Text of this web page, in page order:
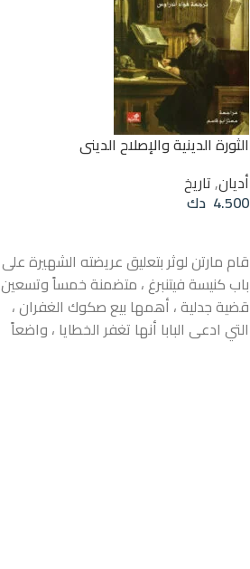
الثورة الدينية والإصلاح الديني
أديان,تاريخ
4.500 دك
قام مارتن لوثر بتعليق عريضته الشهيرة على
باب كنيسة فيتنبرغ ، متضمنة خمساً وتسعين
قضية جدلية ، أهمها بيع صكوك الغفران ،
التي ادعى البابا أنها تغفر الخطايا ، واضعاً